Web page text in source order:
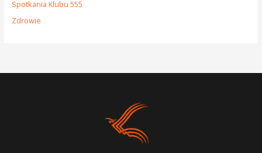
Spotkania Klubu 555
Zdrowie